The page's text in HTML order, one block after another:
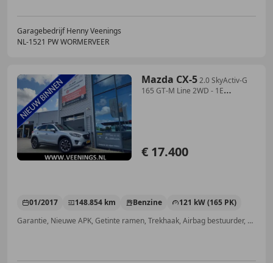
Garagebedrijf Henny Veenings
NL-1521 PW WORMERVEER
Mazda CX-52.0 SkyActiv-G
165 GT-M Line 2WD - 1E
€ 17.400
01/2017 148.854 km Benzine
121 kW (165 PK)
Garantie, Nieuwe APK, Getinte ramen, Trekhaak, Airbag bestuurder, Alarm, Parkeerhulp voor, Parkeerhulp met camera